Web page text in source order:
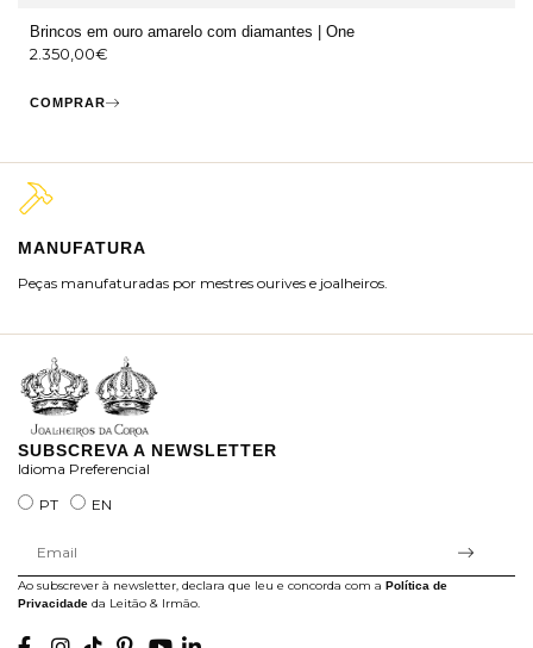
Brincos em ouro amarelo com diamantes | One
2.350,00€
COMPRAR
MANUFATURA
Peças manufaturadas por mestres ourives e joalheiros.
SUBSCREVA A NEWSLETTER
Idioma Preferencial
PT
EN
Ao subscrever à newsletter, declara que leu e concorda com a Política de
Privacidade da Leitão & Irmão.